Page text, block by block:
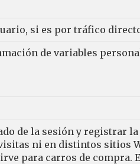
si es por tráfico
de variables
de la sesión y registrar
ni en distintos sitios
para carros de compra.